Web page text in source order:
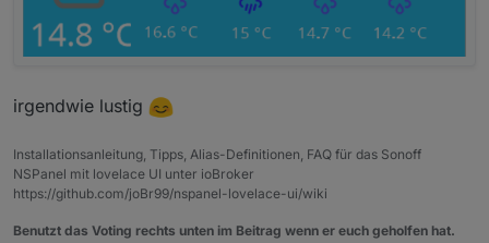
irgendwie lustig
Installationsanleitung, Tipps, Alias-Definitionen, FAQ für das Sonoff
NSPanel mit lovelace UI unter ioBroker
https://github.com/joBr99/nspanel-lovelace-ui/wiki
Benutzt das Voting rechts unten im Beitrag wenn er euch geholfen hat.